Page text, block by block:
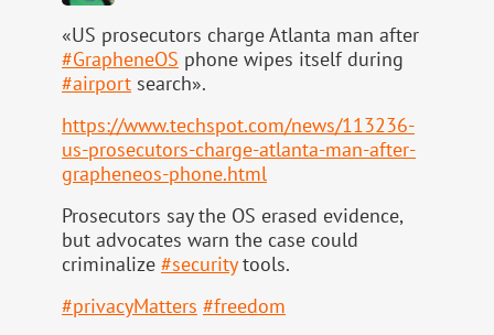
«US prosecutors charge Atlanta man after
#GrapheneOS phone wipes itself during
#airport search».
https://www.techspot.com/news/113236-
us-prosecutors-charge-atlanta-man-after-
grapheneos-phone.html
Prosecutors say the OS erased evidence,
but advocates warn the case could
criminalize #securitytools.
#privacyMatters #freedom